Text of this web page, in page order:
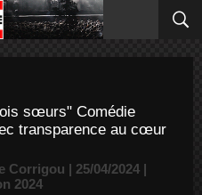
sœurs" Comédie
transparence au cœur
Corrigou | 25/04/2024 |
2024